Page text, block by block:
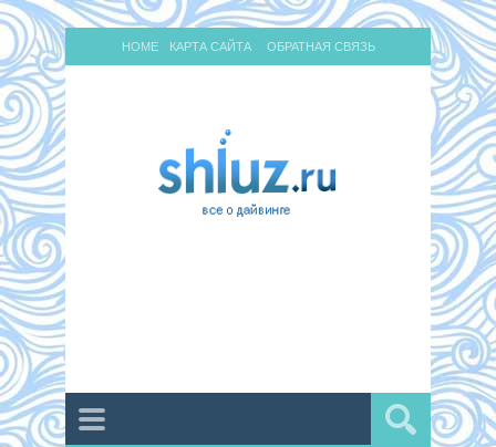
HOME КАРТА САЙТА ОБРАТНАЯ СВЯЗЬ